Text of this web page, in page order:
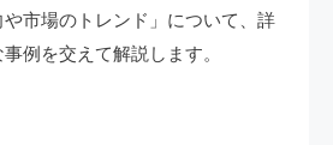
市場のトレンド」について、詳
例を交えて解説します。